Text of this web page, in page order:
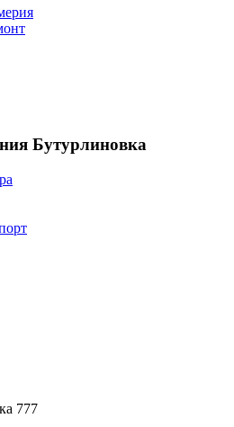
Бутурлиновка
777